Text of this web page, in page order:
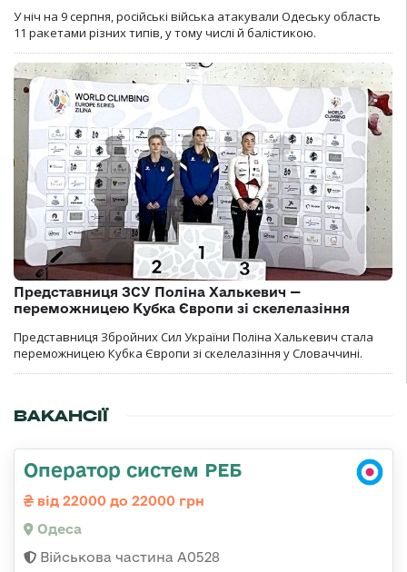
У ніч на 9 серпня, російські війська атакували Одеську область
11 ракетами різних типів, у тому числі й балістикою.
Представниця ЗСУ Поліна Халькевич —
переможницею Кубка Європи зі скелелазіння
Представниця Збройних Сил України Поліна Халькевич стала
переможницею Кубка Європи зі скелелазіння у Словаччині.
ВАКАНСІЇ
Оператор систем РЕБ
від 22000 до 22000 грн
Одеса
Військова частина А0528